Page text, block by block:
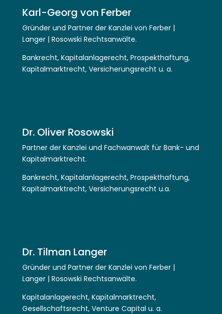
Karl-Georg von Ferber
Gründer und Partner der Kanzlei von Ferber |
Langer | Rosowski Rechtsanwälte.
Bankrecht, Kapitalanlagerecht, Prospekthaftung,
Kapitalmarktrecht, Versicherungsrecht u. a.
Dr. Oliver Rosowski
Partner der Kanzlei und Fachwanwalt für Bank- und
Kapitalmarktrecht.
Bankrecht, Kapitalanlagerecht, Prospekthaftung,
Kapitalmarktrecht, Versicherungsrecht u.a.
Dr. Tilman Langer
Gründer und Partner der Kanzlei von Ferber |
Langer | Rosowski Rechtsanwälte.
Kapitalanlagerecht, Kapitalmarktrecht,
Gesellschaftsrecht, Venture Capital u. a.